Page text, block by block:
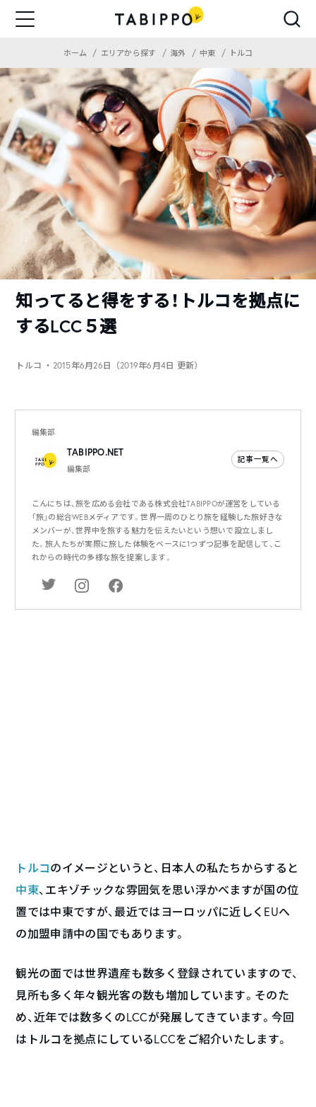
ホーム エリアから探す 海外 中東 トルコ
知ってると得をする！トルコを拠点に
するLCC５選
トルコ ・2015年6月26日（2019年6月4日 更新）
編集部
TABIPPO.NET
編集部
記事一覧へ
こんにちは、旅を広める会社である株式会社TABIPPOが運営をしている
「旅」の総合WEBメディアです。世界一周のひとり旅を経験した旅好きな
メンバーが、世界中を旅する魅力を伝えたいという想いで設立しまし
た。旅人たちが実際に旅した体験をベースに1つずつ記事を配信して、こ
れからの時代の多様な旅を提案します。
トルコのイメージというと、日本人の私たちからすると
中東、エキゾチックな雰囲気を思い浮かべますが国の位
置では中東ですが、最近ではヨーロッパに近しくEUへ
の加盟申請中の国でもあります。
観光の面では世界遺産も数多く登録されていますので、
見所も多く年々観光客の数も増加しています。そのた
め、近年では数多くのLCCが発展してきています。今回
はトルコを拠点にしているLCCをご紹介いたします。